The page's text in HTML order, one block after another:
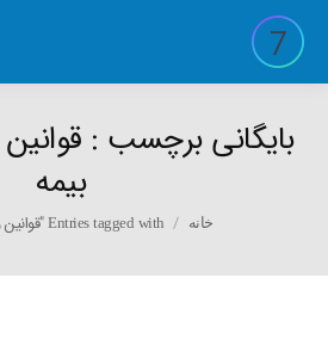
بایگانی برچسب :
بیمه
You are here:
خانه Entries tagged with "قوانین و مقررات حوزه بیمه"